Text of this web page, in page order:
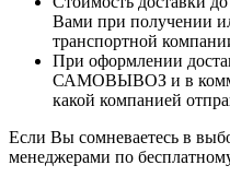
Вами при получении
транспортной
При оформлении
САМОВЫВОЗ и в
какой компанией
Если Вы сомневаетесь в
менеджерами по